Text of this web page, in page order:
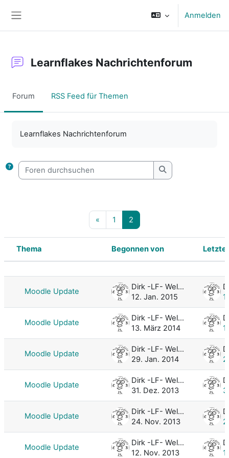
Anmelden
Learnflakes Nachrichtenforum
Forum RSS Feed für Themen
Learnflakes Nachrichtenforum
Foren durchsuchen
Foren
« Vorherige Seite
1 Seite 1
2
Status
Thema Begonnen von
Moodle Update
Dirk -LF- Weller
12. Jan. 2015
Moodle Update
Dirk -LF- Weller
13. März 2014
Moodle Update
Dirk -LF- Weller
29. Jan. 2014
Moodle Update
Dirk -LF- Weller
31. Dez. 2013
Moodle Update
Dirk -LF- Weller
24. Nov. 2013
Moodle Update
Dirk -LF- Weller
12. Nov. 2013